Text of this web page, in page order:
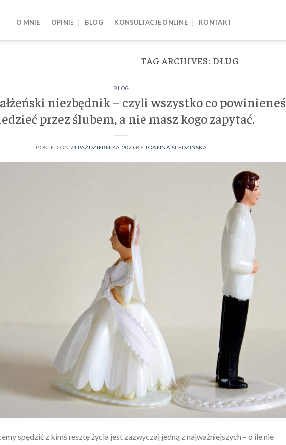
O MNIE OPINIE BLOG KONSULTACJE ONLINE KONTAKT
TAG ARCHIVES: DŁUG
BLOG
niezbędnik – czyli wszystko co powinieneś
przez ślubem, a nie masz kogo zapytać.
POSTED ON 24 PAŹDZIERNIKA 2023 BY JOANNA ŚLEDZIŃSKA
spędzić z kimś resztę życia jest zazwyczaj jedną z najważniejszych – o ile nie